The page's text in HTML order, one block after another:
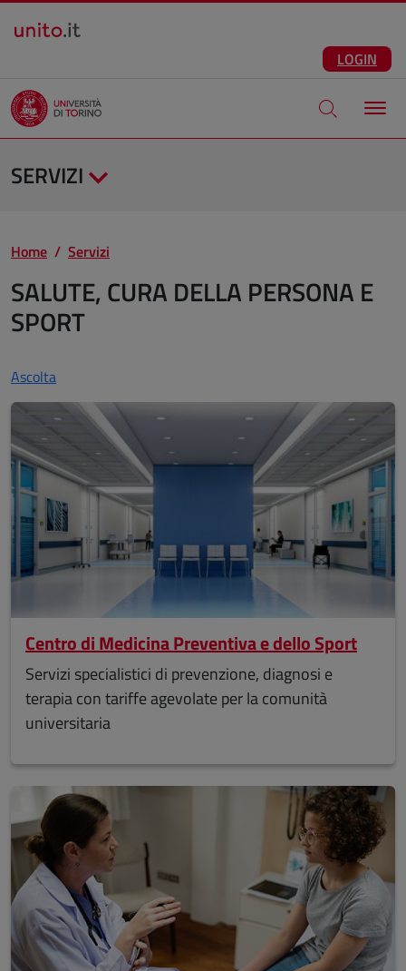
Salta al contenuto principale
LOGIN
Apri modale
SERVIZI
Home Servizi
SALUTE, CURA DELLA PERSONA E
SPORT
Ascolta
Centro di Medicina Preventiva e dello Sport
Servizi specialistici di prevenzione, diagnosi e
terapia con tariffe agevolate per la comunità
universitaria